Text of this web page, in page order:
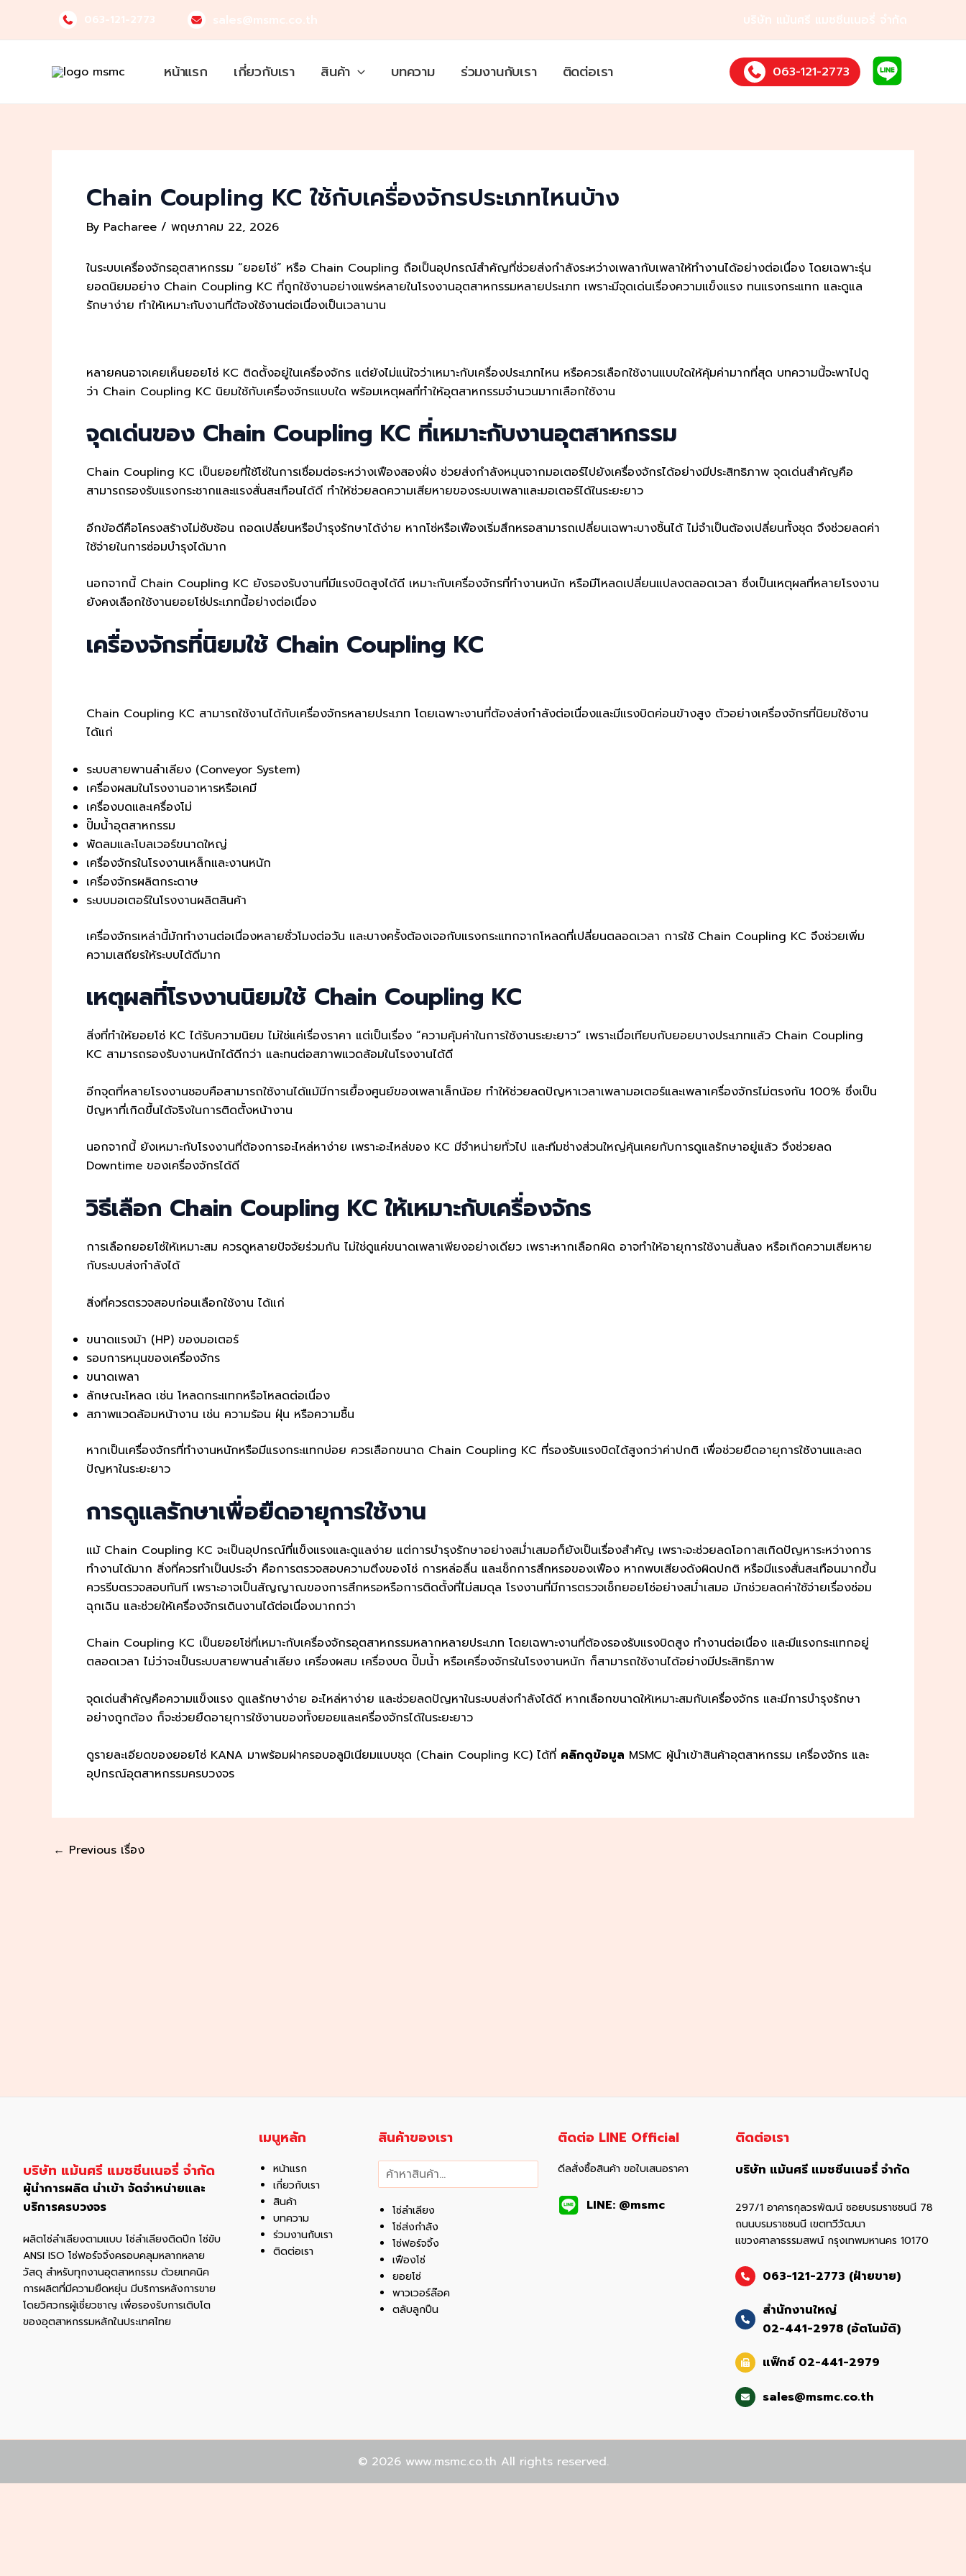
063-121-2773 sales@msmc.co.th บริษัท แม้นศรี แมชชีนเนอรี่ จำกัด
หน้าแรก เกี่ยวกับเรา สินค้า บทความ ร่วมงานกับเรา ติดต่อเรา 063-121-2773
Chain Coupling KC ใช้กับเครื่องจักรประเภทไหนบ้าง
By Pacharee / พฤษภาคม 22, 2026
ในระบบเครื่องจักรอุตสาหกรรม “ยอยโซ่” หรือ Chain Coupling ถือเป็นอุปกรณ์สำคัญที่ช่วยส่งกำลังระหว่างเพลากับเพลาให้ทำงานได้อย่างต่อเนื่อง โดยเฉพาะรุ่น
ยอดนิยมอย่าง Chain Coupling KC ที่ถูกใช้งานอย่างแพร่หลายในโรงงานอุตสาหกรรมหลายประเภท เพราะมีจุดเด่นเรื่องความแข็งแรง ทนแรงกระแทก และดูแล
รักษาง่าย ทำให้เหมาะกับงานที่ต้องใช้งานต่อเนื่องเป็นเวลานาน
หลายคนอาจเคยเห็นยอยโซ่ KC ติดตั้งอยู่ในเครื่องจักร แต่ยังไม่แน่ใจว่าเหมาะกับเครื่องประเภทไหน หรือควรเลือกใช้งานแบบใดให้คุ้มค่ามากที่สุด บทความนี้จะพาไปดู
ว่า Chain Coupling KC นิยมใช้กับเครื่องจักรแบบใด พร้อมเหตุผลที่ทำให้อุตสาหกรรมจำนวนมากเลือกใช้งาน
จุดเด่นของ Chain Coupling KC ที่เหมาะกับงานอุตสาหกรรม
Chain Coupling KC เป็นยอยที่ใช้โซ่ในการเชื่อมต่อระหว่างเฟืองสองฝั่ง ช่วยส่งกำลังหมุนจากมอเตอร์ไปยังเครื่องจักรได้อย่างมีประสิทธิภาพ จุดเด่นสำคัญคือ
สามารถรองรับแรงกระชากและแรงสั่นสะเทือนได้ดี ทำให้ช่วยลดความเสียหายของระบบเพลาและมอเตอร์ได้ในระยะยาว
อีกข้อดีคือโครงสร้างไม่ซับซ้อน ถอดเปลี่ยนหรือบำรุงรักษาได้ง่าย หากโซ่หรือเฟืองเริ่มสึกหรอสามารถเปลี่ยนเฉพาะบางชิ้นได้ ไม่จำเป็นต้องเปลี่ยนทั้งชุด จึงช่วยลดค่า
ใช้จ่ายในการซ่อมบำรุงได้มาก
นอกจากนี้ Chain Coupling KC ยังรองรับงานที่มีแรงบิดสูงได้ดี เหมาะกับเครื่องจักรที่ทำงานหนัก หรือมีโหลดเปลี่ยนแปลงตลอดเวลา ซึ่งเป็นเหตุผลที่หลายโรงงาน
ยังคงเลือกใช้งานยอยโซ่ประเภทนี้อย่างต่อเนื่อง
เครื่องจักรที่นิยมใช้ Chain Coupling KC
Chain Coupling KC สามารถใช้งานได้กับเครื่องจักรหลายประเภท โดยเฉพาะงานที่ต้องส่งกำลังต่อเนื่องและมีแรงบิดค่อนข้างสูง ตัวอย่างเครื่องจักรที่นิยมใช้งาน
ได้แก่
ระบบสายพานลำเลียง (Conveyor System)
เครื่องผสมในโรงงานอาหารหรือเคมี
เครื่องบดและเครื่องโม่
ปั๊มน้ำอุตสาหกรรม
พัดลมและโบลเวอร์ขนาดใหญ่
เครื่องจักรในโรงงานเหล็กและงานหนัก
เครื่องจักรผลิตกระดาษ
ระบบมอเตอร์ในโรงงานผลิตสินค้า
เครื่องจักรเหล่านี้มักทำงานต่อเนื่องหลายชั่วโมงต่อวัน และบางครั้งต้องเจอกับแรงกระแทกจากโหลดที่เปลี่ยนตลอดเวลา การใช้ Chain Coupling KC จึงช่วยเพิ่ม
ความเสถียรให้ระบบได้ดีมาก
เหตุผลที่โรงงานนิยมใช้ Chain Coupling KC
สิ่งที่ทำให้ยอยโซ่ KC ได้รับความนิยม ไม่ใช่แค่เรื่องราคา แต่เป็นเรื่อง “ความคุ้มค่าในการใช้งานระยะยาว” เพราะเมื่อเทียบกับยอยบางประเภทแล้ว Chain Coupling
KC สามารถรองรับงานหนักได้ดีกว่า และทนต่อสภาพแวดล้อมในโรงงานได้ดี
อีกจุดที่หลายโรงงานชอบคือสามารถใช้งานได้แม้มีการเยื้องศูนย์ของเพลาเล็กน้อย ทำให้ช่วยลดปัญหาเวลาเพลามอเตอร์และเพลาเครื่องจักรไม่ตรงกัน 100% ซึ่งเป็น
ปัญหาที่เกิดขึ้นได้จริงในการติดตั้งหน้างาน
นอกจากนี้ ยังเหมาะกับโรงงานที่ต้องการอะไหล่หาง่าย เพราะอะไหล่ของ KC มีจำหน่ายทั่วไป และทีมช่างส่วนใหญ่คุ้นเคยกับการดูแลรักษาอยู่แล้ว จึงช่วยลด
Downtime ของเครื่องจักรได้ดี
วิธีเลือก Chain Coupling KC ให้เหมาะกับเครื่องจักร
การเลือกยอยโซ่ให้เหมาะสม ควรดูหลายปัจจัยร่วมกัน ไม่ใช่ดูแค่ขนาดเพลาเพียงอย่างเดียว เพราะหากเลือกผิด อาจทำให้อายุการใช้งานสั้นลง หรือเกิดความเสียหาย
กับระบบส่งกำลังได้
สิ่งที่ควรตรวจสอบก่อนเลือกใช้งาน ได้แก่
ขนาดแรงม้า (HP) ของมอเตอร์
รอบการหมุนของเครื่องจักร
ขนาดเพลา
ลักษณะโหลด เช่น โหลดกระแทกหรือโหลดต่อเนื่อง
สภาพแวดล้อมหน้างาน เช่น ความร้อน ฝุ่น หรือความชื้น
หากเป็นเครื่องจักรที่ทำงานหนักหรือมีแรงกระแทกบ่อย ควรเลือกขนาด Chain Coupling KC ที่รองรับแรงบิดได้สูงกว่าค่าปกติ เพื่อช่วยยืดอายุการใช้งานและลด
ปัญหาในระยะยาว
การดูแลรักษาเพื่อยืดอายุการใช้งาน
แม้ Chain Coupling KC จะเป็นอุปกรณ์ที่แข็งแรงและดูแลง่าย แต่การบำรุงรักษาอย่างสม่ำเสมอก็ยังเป็นเรื่องสำคัญ เพราะจะช่วยลดโอกาสเกิดปัญหาระหว่างการ
ทำงานได้มาก สิ่งที่ควรทำเป็นประจำ คือการตรวจสอบความตึงของโซ่ การหล่อลื่น และเช็กการสึกหรอของเฟือง หากพบเสียงดังผิดปกติ หรือมีแรงสั่นสะเทือนมากขึ้น
ควรรีบตรวจสอบทันที เพราะอาจเป็นสัญญาณของการสึกหรอหรือการติดตั้งที่ไม่สมดุล โรงงานที่มีการตรวจเช็กยอยโซ่อย่างสม่ำเสมอ มักช่วยลดค่าใช้จ่ายเรื่องซ่อม
ฉุกเฉิน และช่วยให้เครื่องจักรเดินงานได้ต่อเนื่องมากกว่า
Chain Coupling KC เป็นยอยโซ่ที่เหมาะกับเครื่องจักรอุตสาหกรรมหลากหลายประเภท โดยเฉพาะงานที่ต้องรองรับแรงบิดสูง ทำงานต่อเนื่อง และมีแรงกระแทกอยู่
ตลอดเวลา ไม่ว่าจะเป็นระบบสายพานลำเลียง เครื่องผสม เครื่องบด ปั๊มน้ำ หรือเครื่องจักรในโรงงานหนัก ก็สามารถใช้งานได้อย่างมีประสิทธิภาพ
จุดเด่นสำคัญคือความแข็งแรง ดูแลรักษาง่าย อะไหล่หาง่าย และช่วยลดปัญหาในระบบส่งกำลังได้ดี หากเลือกขนาดให้เหมาะสมกับเครื่องจักร และมีการบำรุงรักษา
อย่างถูกต้อง ก็จะช่วยยืดอายุการใช้งานของทั้งยอยและเครื่องจักรได้ในระยะยาว
ดูรายละเอียดของยอยโซ่ KANA มาพร้อมฝาครอบอลูมิเนียมแบบชุด (Chain Coupling KC) ได้ที่ คลิกดูข้อมูล MSMC ผู้นำเข้าสินค้าอุตสาหกรรม เครื่องจักร และ
อุปกรณ์อุตสาหกรรมครบวงจร
Post
← Previous เรื่อง
บริษัท แม้นศรี แมชชีนเนอรี่ จำกัด
ผู้นำการผลิต นำเข้า จัดจำหน่ายและ
บริการครบวงจร
ผลิตโซ่ลำเลียงตามแบบ โซ่ลำเลียงติดปีก โซ่ขับ
ANSI ISO โซ่ฟอร์จจิ้งครอบคลุมหลากหลาย
วัสดุ สําหรับทุกงานอุตสาหกรรม ด้วยเทคนิค
การผลิตที่มีความยืดหยุ่น มีบริการหลังการขาย
โดยวิศวกรผู้เชี่ยวชาญ เพื่อรองรับการเติบโต
ของอุตสาหกรรมหลักในประเทศไทย
เมนูหลัก
หน้าแรก
เกี่ยวกับเรา
สินค้า
บทความ
ร่วมงานกับเรา
ติดต่อเรา
สินค้าของเรา
ค้นหา
โซ่ลำเลียง
โซ่ส่งกำลัง
โซ่ฟอร์จจิ้ง
เฟืองโซ่
ยอยโซ่
พาวเวอร์ล๊อค
ตลับลูกปืน
ติดต่อ LINE Official
ดีลสั่งซื้อสินค้า ขอใบเสนอราคา
LINE: @msmc
ติดต่อเรา
บริษัท แม้นศรี แมชชีนเนอรี่ จำกัด
297/1 อาคารกุลวรพัฒน์ ซอยบรมราชชนนี 78
ถนนบรมราชชนนี เขตทวีวัฒนา
แขวงศาลาธรรมสพน์ กรุงเทพมหานคร 10170
063-121-2773 (ฝ่ายขาย)
สำนักงานใหญ่
02-441-2978 (อัตโนมัติ)
แฟ็กซ์ 02-441-2979
sales@msmc.co.th
© 2026 www.msmc.co.th All rights reserved.